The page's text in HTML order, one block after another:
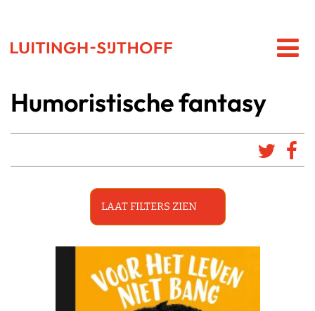
Humoristische fantasy
LAAT FILTERS ZIEN